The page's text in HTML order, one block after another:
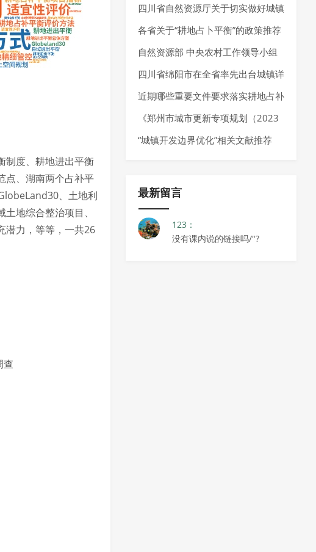
制度、耕地进出平衡
点、湖南两个占补平
、土地利
地综合整治项目、
潜力，等等，一共26
查
（2023年度）》发布
推荐
四川省自然资源厅关于切实做好城镇
开发边界实施管理的通知 （试行）
（征求意见稿）
各省关于“耕地占卜平衡”的政策推荐
自然资源部 中央农村工作领导小组
办公室关于学习运用“千万工程”经验
提高村庄规划编制质量和实效的通知
四川省绵阳市在全省率先出台城镇详
细规划编制指南
近期哪些重要文件要求落实耕地占补
平衡制度？还有这些“耕地占补平
衡”相关文献推荐给你~
《郑州市城市更新专项规划（2023
—2035 年）》发布，明确城市更新
新项目负面清单
“城镇开发边界优化”相关文献推荐
最新留言
123：
没有课内说的链接吗/"?